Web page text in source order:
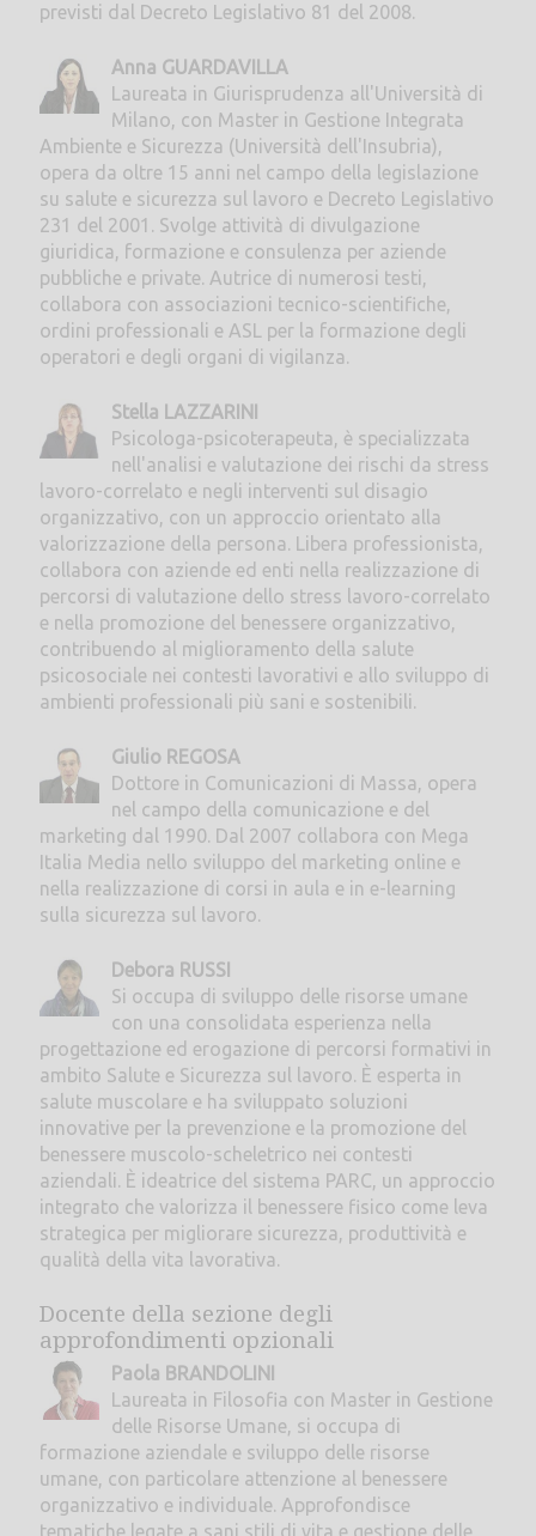
previsti dal Decreto Legislativo 81 del 2008.
Anna GUARDAVILLA
Laureata in Giurisprudenza all'Università di
Milano, con Master in Gestione Integrata
Ambiente e Sicurezza (Università dell'Insubria),
opera da oltre 15 anni nel campo della legislazione
su salute e sicurezza sul lavoro e Decreto Legislativo
231 del 2001. Svolge attività di divulgazione
giuridica, formazione e consulenza per aziende
pubbliche e private. Autrice di numerosi testi,
collabora con associazioni tecnico-scientifiche,
ordini professionali e ASL per la formazione degli
operatori e degli organi di vigilanza.
Stella LAZZARINI
Psicologa-psicoterapeuta, è specializzata
nell'analisi e valutazione dei rischi da stress
lavoro-correlato e negli interventi sul disagio
organizzativo, con un approccio orientato alla
valorizzazione della persona. Libera professionista,
collabora con aziende ed enti nella realizzazione di
percorsi di valutazione dello stress lavoro-correlato
e nella promozione del benessere organizzativo,
contribuendo al miglioramento della salute
psicosociale nei contesti lavorativi e allo sviluppo di
ambienti professionali più sani e sostenibili.
Giulio REGOSA
Dottore in Comunicazioni di Massa, opera
nel campo della comunicazione e del
marketing dal 1990. Dal 2007 collabora con Mega
Italia Media nello sviluppo del marketing online e
nella realizzazione di corsi in aula e in e-learning
sulla sicurezza sul lavoro.
Debora RUSSI
Si occupa di sviluppo delle risorse umane
con una consolidata esperienza nella
progettazione ed erogazione di percorsi formativi in
ambito Salute e Sicurezza sul lavoro. È esperta in
salute muscolare e ha sviluppato soluzioni
innovative per la prevenzione e la promozione del
benessere muscolo-scheletrico nei contesti
aziendali. È ideatrice del sistema PARC, un approccio
integrato che valorizza il benessere fisico come leva
strategica per migliorare sicurezza, produttività e
qualità della vita lavorativa.
Docente della sezione degli
approfondimenti opzionali
Paola BRANDOLINI
Laureata in Filosofia con Master in Gestione
delle Risorse Umane, si occupa di
formazione aziendale e sviluppo delle risorse
umane, con particolare attenzione al benessere
organizzativo e individuale. Approfondisce
tematiche legate a sani stili di vita e gestione delle